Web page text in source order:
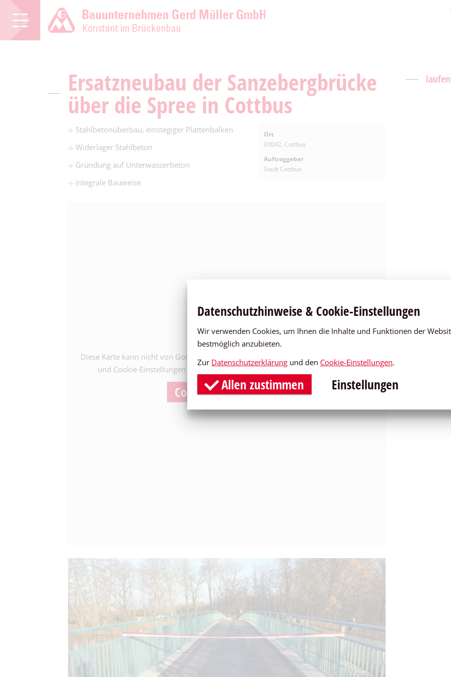
MENÜ
Ersatzneubau der Sanzebergbrücke
über die Spree in Cottbus
Ort
03042, Cottbus
Auftraggeber
Stadt Cottbus
Stahlbetonüberbau, einstegiger Plattenbalken
Widerlager Stahlbeton
Gründung auf Unterwasserbeton
integrale Bauweise
Diese Karte kann nicht von Google Maps geladen werden, da Sie in den Datenschutz-
und Cookie-Einstellungen
funktionalen Cookiesnicht zugestimmt haben.
Cookie-Einstellungen
Datenschutzhinweise & Cookie-Einstellungen
Wir verwenden Cookies, um Ihnen die Inhalte und Funktionen der
bestmöglich anzubieten.
Zur Datenschutzerklärung und den Cookie-Einstellungen.
Allen zustimmen Einstellungen